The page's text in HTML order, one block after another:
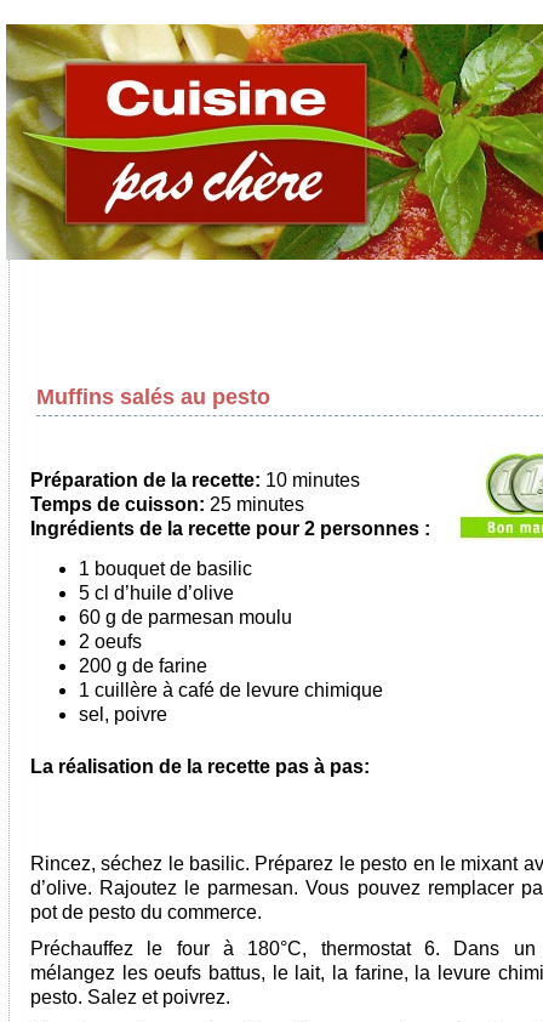
Muffins salés au pesto
Préparation de la recette: 10 minutes
Temps de cuisson: 25 minutes
Ingrédients de la recette pour 2 personnes :
1 bouquet de basilic
5 cl d’huile d’olive
60 g de parmesan moulu
2 oeufs
200 g de farine
1 cuillère à café de levure chimique
sel, poivre
La réalisation de la recette pas à pas:
Rincez, séchez le basilic. Préparez le pesto en le mixant
d’olive. Rajoutez le parmesan. Vous pouvez remplacer
pot de pesto du commerce.
Préchauffez le four à 180°C, thermostat 6. Dans un
mélangez les oeufs battus, le lait, la farine, la levure
pesto. Salez et poivrez.